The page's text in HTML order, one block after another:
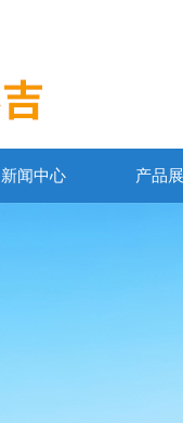
新闻中心 产品